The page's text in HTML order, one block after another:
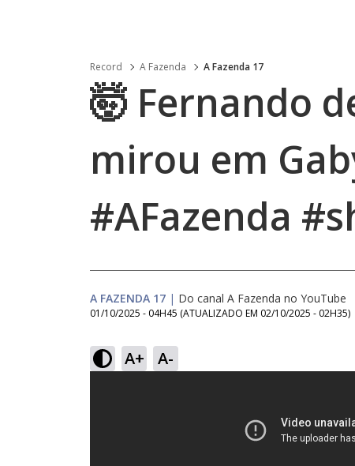
Record A Fazenda A Fazenda 17
🤯 Fernando
mirou em
#AFazenda
A FAZENDA 17 | Do canal A Fazenda no YouTube
01/10/2025 - 04H45 (ATUALIZADO EM 02/10/2025 - 02H35)
A+ A-